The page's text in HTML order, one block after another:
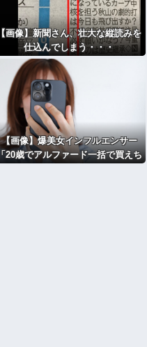
【画像】新聞さん、壮大な縦読みを
仕込んでしまう・・・
【画像】爆美女インフルエンサー
「20歳でアルファード一括で買えち